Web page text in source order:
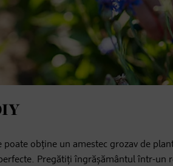
obține un amestec grozav de
Pregătiți îngrășământul într-un